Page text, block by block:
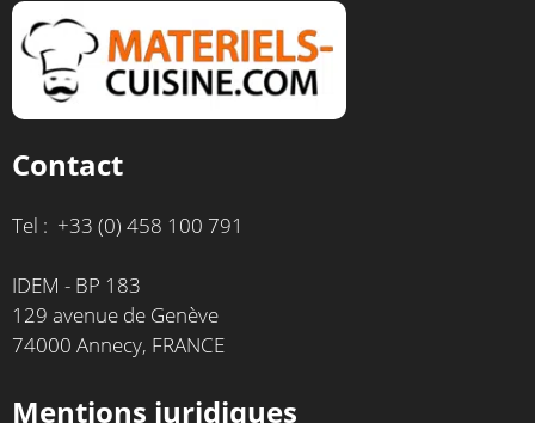
Contact
Tel : +33 (0) 458 100 791
IDEM - BP 183
129 avenue de Genève
74000 Annecy, FRANCE
Mentions juridiques